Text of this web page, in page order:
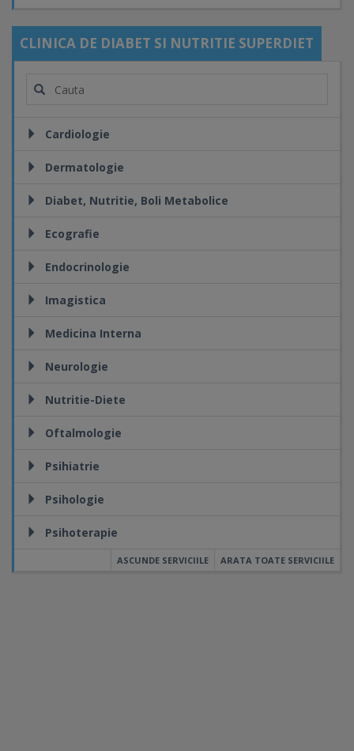
CLINICA DE DIABET SI NUTRITIE SUPERDIET
Cardiologie
Dermatologie
Diabet, Nutritie, Boli Metabolice
Ecografie
Endocrinologie
Imagistica
Medicina Interna
Neurologie
Nutritie-Diete
Oftalmologie
Psihiatrie
Psihologie
Psihoterapie
ARATA TOATE SERVICIILE
ASCUNDE SERVICIILE